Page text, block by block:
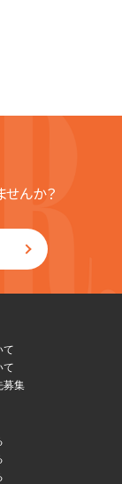
んか？
て
て
募集